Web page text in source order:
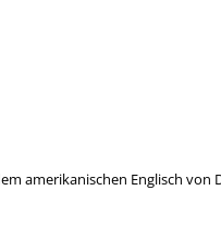
amerikanischen Englisch